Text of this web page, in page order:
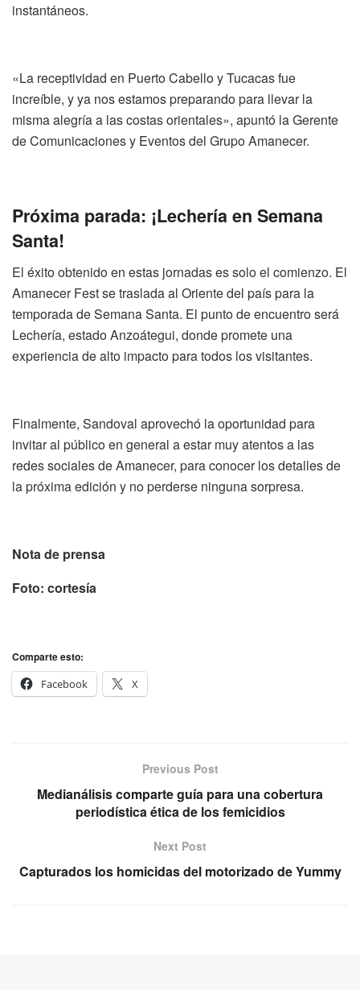
instantáneos.
«La receptividad en Puerto Cabello yTucacasfue
increíble, y ya nos estamos preparando para llevar la
misma alegría a las costas orientales», apuntó laGerente
deComunicaciones y Eventos del Grupo Amanecer.
Próxima parada: ¡Lechería en Semana
Santa!
El éxito obtenido en estas jornadas es solo el comienzo. El
AmanecerFestse traslada al Oriente del paíspara la
temporada deSemana Santa. El punto de encuentro será
Lechería, estado Anzoátegui, donde promete una
experiencia de alto impacto para todos los visitantes.
Finalmente, Sandoval aprovechó la oportunidad para
invitar al público en general aestar muy atentosa las
redes sociales de Amanecer, para conocer los detalles de
la próxima edición y no perderse ninguna sorpresa.
Nota de prensa
Foto: cortesía
Comparte esto:
Facebook
X
Previous Post
Medianálisis comparte guía para una cobertura
periodística ética de los femicidios
Next Post
Capturados los homicidas del motorizado de Yummy